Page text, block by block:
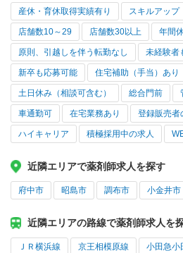
産休・育休取得実績有り スキルアップ
店舗数10～29 店舗数30以上 年間
原則、引越しを伴う転勤なし 未経験者
新卒も応募可能 住宅補助（手当）あり
土日休み（相談可含む） 総合門前
車通勤可 在宅業務あり 登録販売者
ハイキャリア 積極採用中の求人
近隣エリアで薬剤師求人を探す
府中市 昭島市 調布市 小金井市
近隣エリアの路線で薬剤師求人を
ＪＲ横浜線 京王相模原線 小田急小